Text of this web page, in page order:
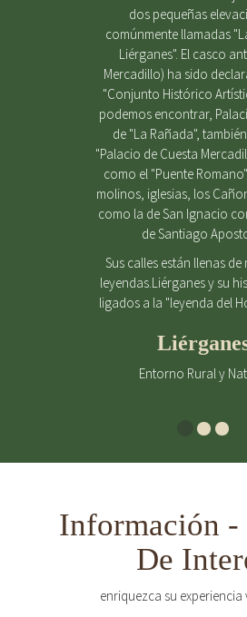
dos pequeñas
comúnmente llamadas
Liérganes". El casco
Mercadillo) ha sido
"Conjunto Histórico
podemos encontrar,
de "La Rañada",
"Palacio de Cuesta
como el "Puente
molinos, iglesias, los
como la de San Ignacio
de Santiago
Sus calles están llenas de
leyendas.Liérganes y su
ligados a la "leyenda del
Entorno Rural y
Información -
De
enriquezca su